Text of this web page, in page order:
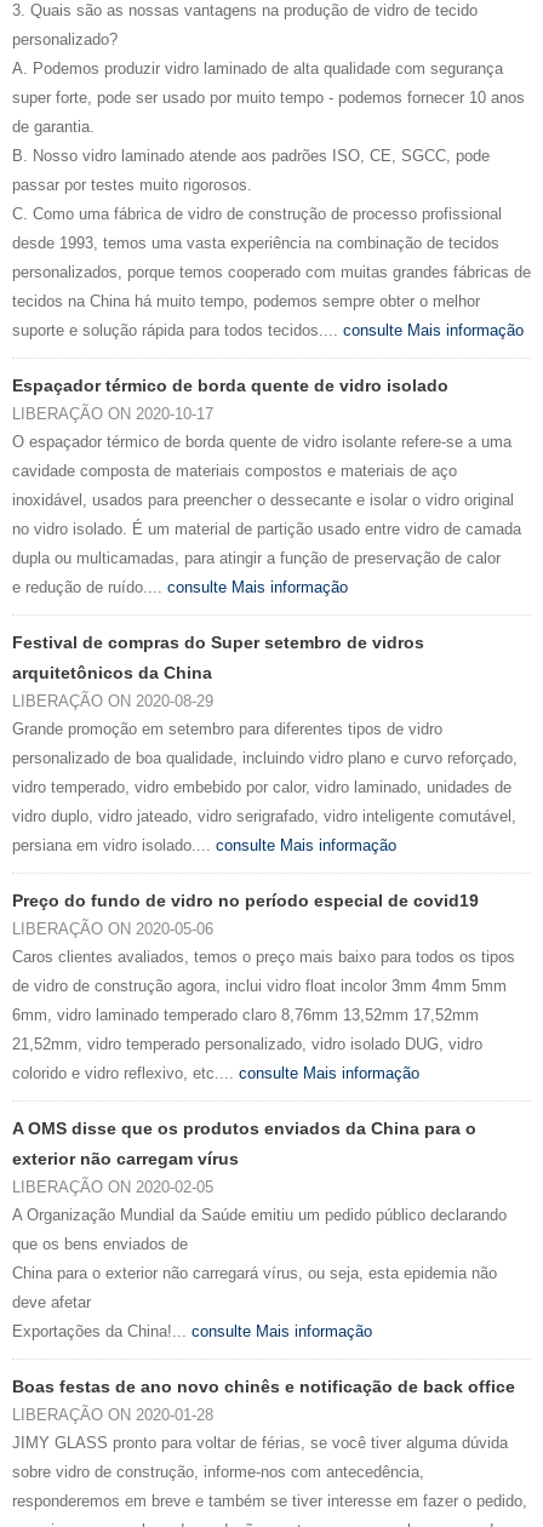
3. Quais são as nossas vantagens na produção de vidro de tecido
personalizado?
A. Podemos produzir vidro laminado de alta qualidade com segurança
super forte, pode ser usado por muito tempo - podemos fornecer 10 anos
de garantia.
B. Nosso vidro laminado atende aos padrões ISO, CE, SGCC, pode
passar por testes muito rigorosos.
C. Como uma fábrica de vidro de construção de processo profissional
desde 1993, temos uma vasta experiência na combinação de tecidos
personalizados, porque temos cooperado com muitas grandes fábricas de
tecidos na China há muito tempo, podemos sempre obter o melhor
suporte e solução rápida para todos tecidos.... consulte Mais informação
Espaçador térmico de borda quente de vidro isolado
LIBERAÇÃO ON 2020-10-17
O espaçador térmico de borda quente de vidro isolante refere-se a uma
cavidade composta de materiais compostos e materiais de aço
inoxidável, usados ​​para preencher o dessecante e isolar o vidro original
no vidro isolado. É um material de partição usado entre vidro de camada
dupla ou multicamadas, para atingir a função de preservação de calor
e redução de ruído.... consulte Mais informação
Festival de compras do Super setembro de vidros
arquitetônicos da China
LIBERAÇÃO ON 2020-08-29
Grande promoção em setembro para diferentes tipos de vidro
personalizado de boa qualidade, incluindo vidro plano e curvo reforçado,
vidro temperado, vidro embebido por calor, vidro laminado, unidades de
vidro duplo, vidro jateado, vidro serigrafado, vidro inteligente comutável,
persiana em vidro isolado.... consulte Mais informação
Preço do fundo de vidro no período especial de covid19
LIBERAÇÃO ON 2020-05-06
Caros clientes avaliados, temos o preço mais baixo para todos os tipos
de vidro de construção agora, inclui vidro float incolor 3mm 4mm 5mm
6mm, vidro laminado temperado claro 8,76mm 13,52mm 17,52mm
21,52mm, vidro temperado personalizado, vidro isolado DUG, vidro
colorido e vidro reflexivo, etc.... consulte Mais informação
A OMS disse que os produtos enviados da China para o
exterior não carregam vírus
LIBERAÇÃO ON 2020-02-05
A Organização Mundial da Saúde emitiu um pedido público declarando
que os bens enviados de
China para o exterior não carregará vírus, ou seja, esta epidemia não
deve afetar
Exportações da China!... consulte Mais informação
Boas festas de ano novo chinês e notificação de back office
LIBERAÇÃO ON 2020-01-28
JIMY GLASS pronto para voltar de férias, se você tiver alguma dúvida
sobre vidro de construção, informe-nos com antecedência,
responderemos em breve e também se tiver interesse em fazer o pedido,